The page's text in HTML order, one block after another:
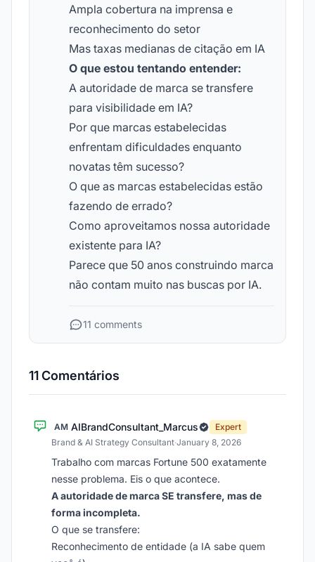
Ampla cobertura na imprensa e
reconhecimento do setor
Mas taxas medianas de citação em IA
O que estou tentando entender:
A autoridade de marca se transfere
para visibilidade em IA?
Por que marcas estabelecidas
enfrentam dificuldades enquanto
novatas têm sucesso?
O que as marcas estabelecidas estão
fazendo de errado?
Como aproveitamos nossa autoridade
existente para IA?
Parece que 50 anos construindo marca
não contam muito nas buscas por IA.
11 comments
11 Comentários
AM AIBrandConsultant_Marcus
Expert
Brand & AI Strategy Consultant·January 8, 2026
Trabalho com marcas Fortune 500 exatamente
nesse problema. Eis o que acontece.
A autoridade de marca SE transfere, mas de
forma incompleta.
O que se transfere:
Reconhecimento de entidade (a IA sabe quem